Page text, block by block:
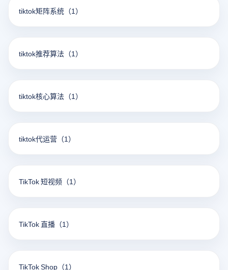
tiktok矩阵系统 （1）
tiktok推荐算法 （1）
tiktok核心算法 （1）
tiktok代运营 （1）
TikTok 短视频 （1）
TikTok 直播 （1）
TikTok Shop （1）